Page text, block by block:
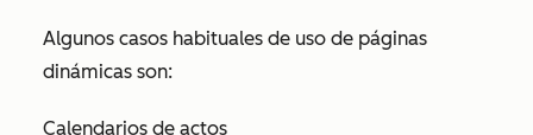
Algunos casos habituales de uso de páginas
dinámicas son:
Calendarios de actos